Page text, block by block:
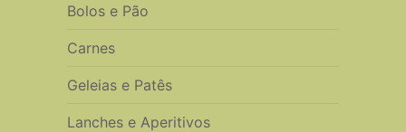
Bolos e Pão
Carnes
Geleias e Patês
Lanches e Aperitivos